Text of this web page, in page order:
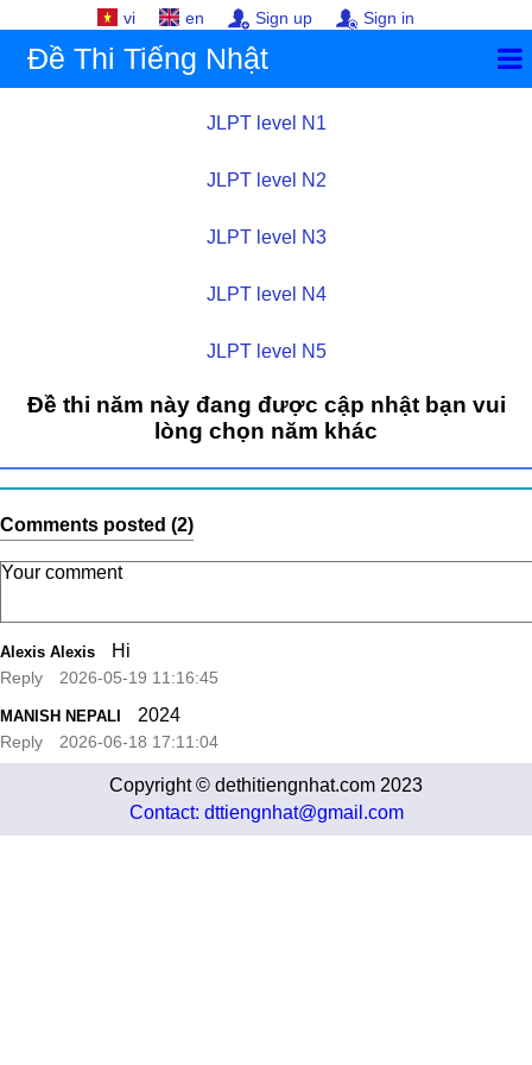
vi en Sign up Sign in
Đề Thi Tiếng Nhật
JLPT level N1
JLPT level N2
JLPT level N3
JLPT level N4
JLPT level N5
Đề thi năm này đang được cập nhật bạn vui
lòng chọn năm khác
Comments posted (2)
Alexis Alexis Hi
Reply 2026-05-19 11:16:45
MANISH NEPALI 2024
Reply 2026-06-18 17:11:04
Copyright © dethitiengnhat.com 2023
Contact: dttiengnhat@gmail.com